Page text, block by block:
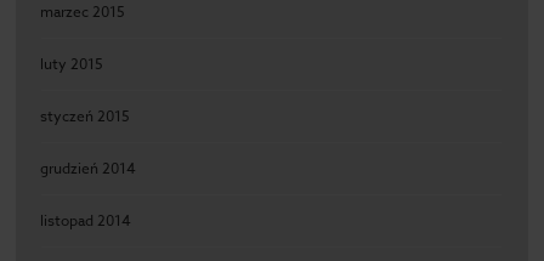
marzec 2015
luty 2015
styczeń 2015
grudzień 2014
listopad 2014